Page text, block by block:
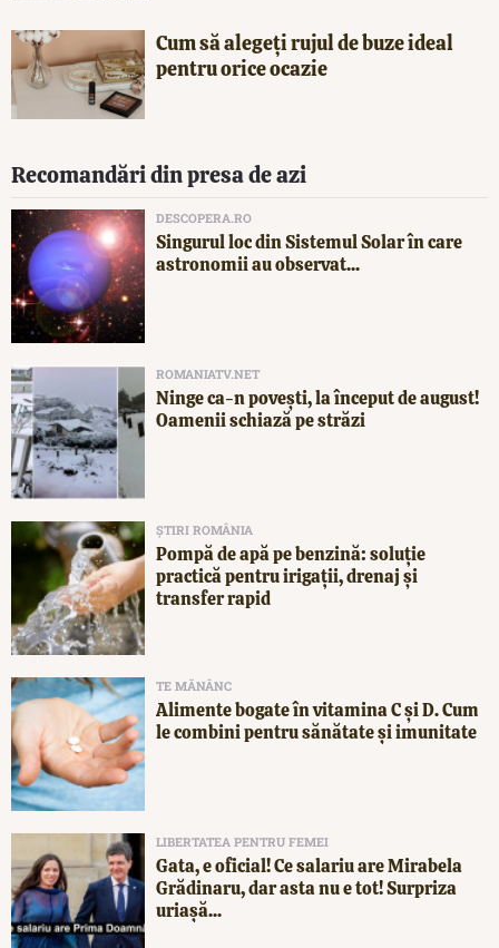
Cum să alegeți rujul de buze ideal
pentru orice ocazie
Recomandări din presa de azi
DESCOPERA.RO
Singurul loc din Sistemul Solar în care
astronomii au observat...
ROMANIATV.NET
Ninge ca-n povești, la început de august!
Oamenii schiază pe străzi
ȘTIRI ROMÂNIA
Pompă de apă pe benzină: soluție
practică pentru irigații, drenaj și
transfer rapid
TE MĂNÂNC
Alimente bogate în vitamina C și D. Cum
le combini pentru sănătate și imunitate
LIBERTATEA PENTRU FEMEI
Gata, e oficial! Ce salariu are Mirabela
Grădinaru, dar asta nu e tot! Surpriza
uriașă...